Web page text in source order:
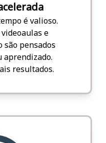
é valioso.
e
são pensados
aprendizado.
resultados.